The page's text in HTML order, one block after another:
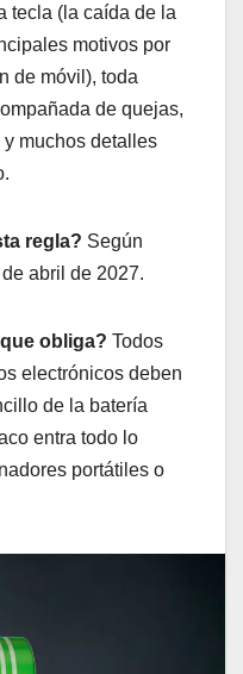
tecla (la caída de la
motivos por
de móvil), toda
de quejas,
muchos detalles
regla? Según
abril de 2027.
obliga? Todos
electrónicos deben
de la batería
entra todo lo
portátiles o